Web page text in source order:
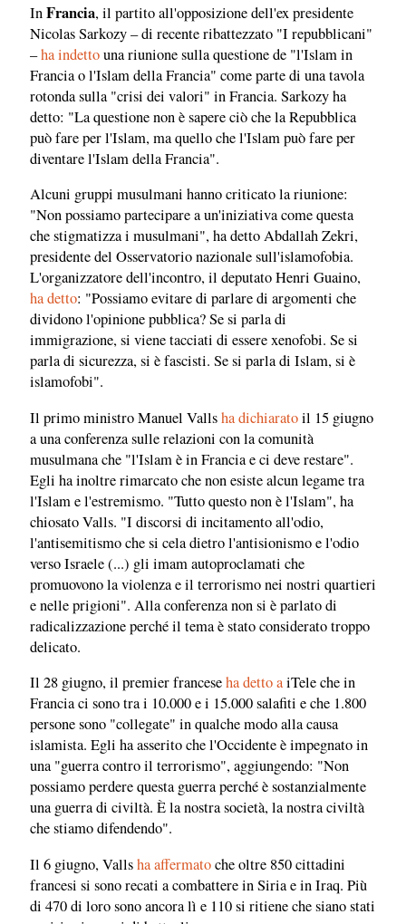
InFrancia, il partito all'opposizione dell'ex presidente
Nicolas Sarkozy – di recente ribattezzato "I repubblicani"
–ha indettouna riunione sulla questione de "l'Islam in
Francia o l'Islam della Francia" come parte di una tavola
rotonda sulla "crisi dei valori" in Francia. Sarkozy ha
detto: "La questione non è sapere ciò che la Repubblica
può fare per l'Islam, ma quello che l'Islam può fare per
diventare l'Islam della Francia".
Alcuni gruppi musulmani hanno criticato la riunione:
"Non possiamo partecipare a un'iniziativa come questa
che stigmatizza i musulmani", ha detto Abdallah Zekri,
presidente del Osservatorio nazionale sull'islamofobia.
L'organizzatore dell'incontro, il deputato Henri Guaino,
ha detto: "Possiamo evitare di parlare di argomenti che
dividono l'opinione pubblica? Se si parla di
immigrazione, si viene tacciati di essere xenofobi. Se si
parla di sicurezza, si è fascisti. Se si parla di Islam, si è
islamofobi".
Il primo ministro Manuel Vallsha dichiaratoil 15 giugno
a una conferenza sulle relazioni con la comunità
musulmana che "l'Islam è in Francia e ci deve restare".
Egli ha inoltre rimarcato che non esiste alcun legame tra
l'Islam e l'estremismo. "Tutto questo non è l'Islam", ha
chiosato Valls. "I discorsi di incitamento all'odio,
l'antisemitismo che si cela dietro l'antisionismo e l'odio
verso Israele (...) gli imam autoproclamati che
promuovono la violenza e il terrorismo nei nostri quartieri
e nelle prigioni". Alla conferenza non si è parlato di
radicalizzazione perché il tema è stato considerato troppo
delicato.
Il 28 giugno, il premier franceseha detto aiTele che in
Francia ci sono tra i 10.000 e i 15.000 salafiti e che 1.800
persone sono "collegate" in qualche modo alla causa
islamista. Egli ha asserito che l'Occidente è impegnato in
una "guerra contro il terrorismo", aggiungendo: "Non
possiamo perdere questa guerra perché è sostanzialmente
una guerra di civiltà. È la nostra società, la nostra civiltà
che stiamo difendendo".
Il 6 giugno, Vallsha affermatoche oltre 850 cittadini
francesi si sono recati a combattere in Siria e in Iraq. Più
di 470 di loro sono ancora lì e 110 si ritiene che siano stati